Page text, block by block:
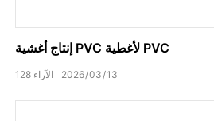
إنتاج أغشية PVC لأغطية PVC
2026 03 13
128 الآراء